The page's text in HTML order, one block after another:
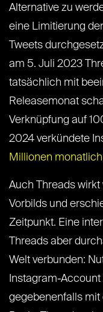
Alternative zu
eine Limitierung
Tweets
am 5. Juli 2023
tatsächlich mit
Releasemonat
Verknüpfung auf
2024 verkündete
Millionen
Auch Threads
Vorbilds und
Zeitpunkt. Eine
Threads aber
Welt verbunden:
Instagram-
gegebenenfalls mit